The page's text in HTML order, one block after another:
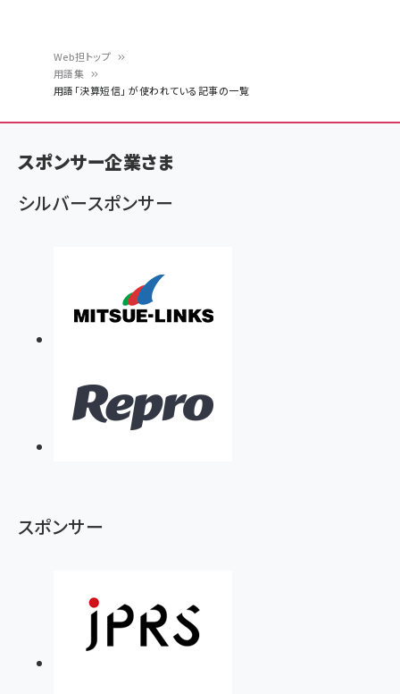
ン
く
ず
Web担トップ
用語集
用語「決算短信」 が使われている記事の一覧
スポンサー企業さま
シルバースポンサー
スポンサー